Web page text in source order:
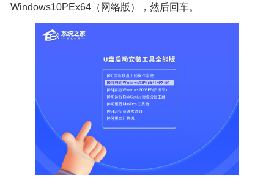
Windows10PEx64（网络版），然后回车。